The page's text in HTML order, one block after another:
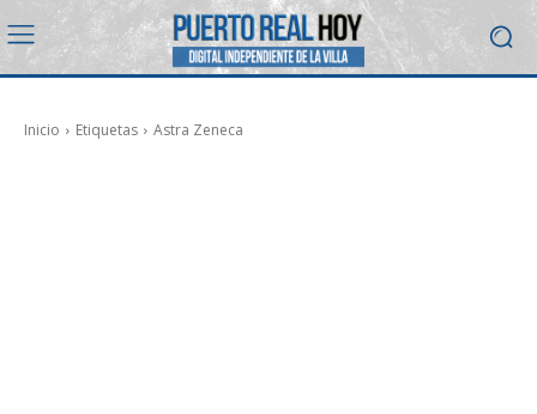
Inicio Etiquetas Astra Zeneca